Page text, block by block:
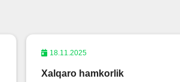
18.11.2025
Xalqaro hamkorlik